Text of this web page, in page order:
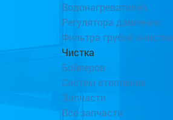
Водонагревателей
Регулятора давления
Фильтра грубой очистки
Чистка
Бойлеров
Систем отопления
Запчасти
Все запчасти